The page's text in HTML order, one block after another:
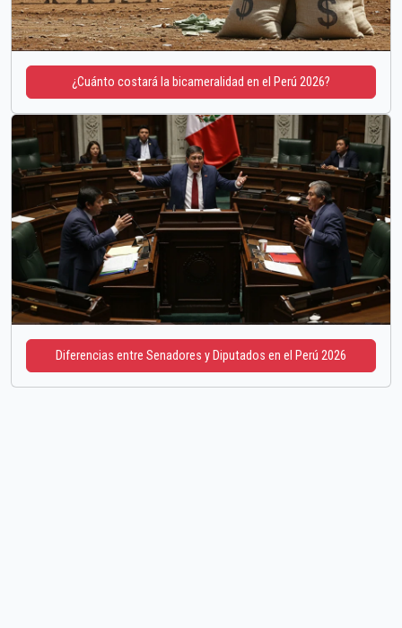
¿Cuánto costará la bicameralidad en el Perú 2026?
Diferencias entre Senadores y Diputados en el Perú 2026